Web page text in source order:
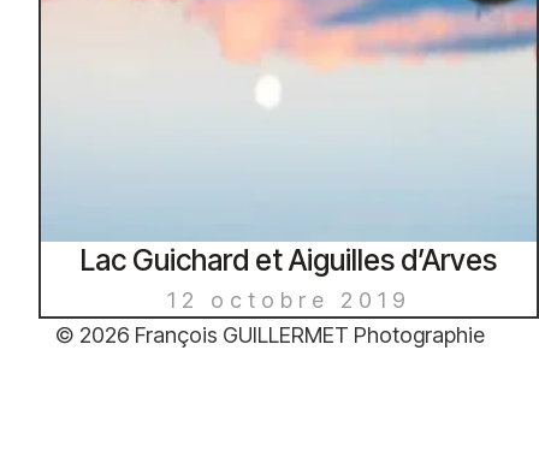
Lac Guichard et Aiguilles d’Arves
12 octobre 2019
© 2026 François GUILLERMET Photographie